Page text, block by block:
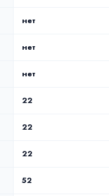
нет
нет
нет
22
22
22
52